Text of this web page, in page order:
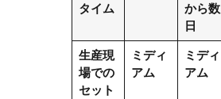
タイム
から数
日
生産現
場での
セット
ミディ
アム
ミディ
アム